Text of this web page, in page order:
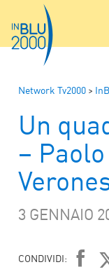
Network Tv2000 >
Un
–
3 GENNAIO
CONDIVIDI: